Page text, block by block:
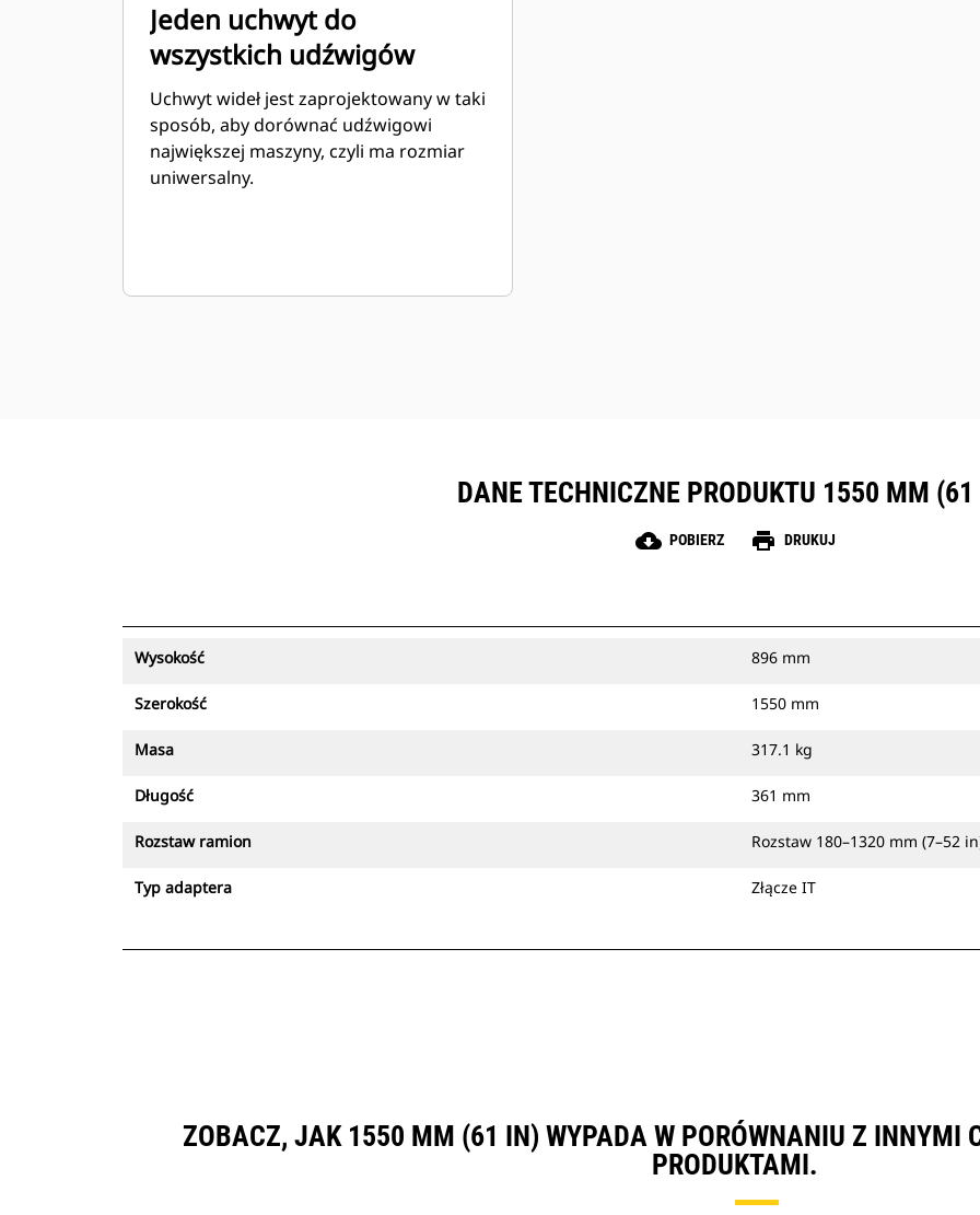
Jeden uchwyt do
wszystkich udźwigów
Uchwyt wideł jest zaprojektowany w taki
sposób, aby dorównać udźwigowi
największej maszyny, czyli ma rozmiar
uniwersalny.
DANE TECHNICZNE PRODUKTU 1550 MM
cloud_download POBIERZ print DRUKUJ
Wysokość 896 mm
Szerokość 1550 mm
Masa 317.1 kg
Długość 361 mm
Rozstaw ramion Rozstaw 180–1320 mm (7–52
Typ adaptera Złącze IT
ZOBACZ, JAK 1550 MM (61 IN) WYPADA W PORÓWNANIU Z INNYMI
PRODUKTAMI.